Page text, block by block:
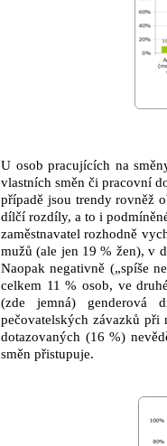
U osob pracujících na
vlastních směn či pracovní
případě jsou trendy rovněž
dílčí rozdíly, a to i
zaměstnavatel rozhodně
mužů (ale jen 19 % žen), v
Naopak negativně („spíše
celkem 11 % osob, ve
(zde jemná) genderová
pečovatelských závazků při
dotazovaných (16 %)
směn přistupuje.